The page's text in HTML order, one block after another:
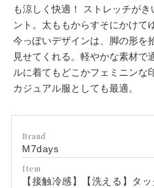
も涼しく快適！ ストレッチが
ント。太ももからすそにかけて
今っぽいデザインは、脚の形を
見せてくれる。軽やかな素材で
ルに着てもどこかフェミニンな
カジュアル服としても最適。
Brand
M7days
Item
【接触冷感】【洗える】タ